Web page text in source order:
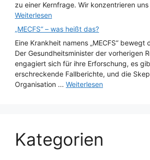
zu einer Kernfrage. Wir konzentrieren
Weiterlesen
„MECFS“ – was heißt das?
Eine Krankheit namens „MECFS“
Der Gesundheitsminister der vorherigen
engagiert sich für ihre Erforschung, es
erschreckende Fallberichte, und die
Organisation ... Weiterlesen
Kategorien